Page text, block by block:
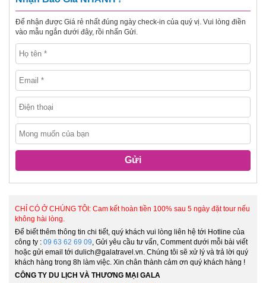
Để nhận được Giá rẻ nhất đúng ngày check-in của quý vị. Vui lòng điền
vào mẫu ngắn dưới đây, rồi nhấn Gửi.
Gửi
CHỈ CÓ Ở CHÚNG TÔI: Cam kết hoàn tiền 100% sau 5 ngày đặt tour nếu
không hài lòng.
Để biết thêm thông tin chi tiết, quý khách vui lòng liên hệ tới Hotline của
công ty : 09 63 62 69 09, Gửi yêu cầu tư vấn, Comment dưới mỗi bài viết
hoặc gửi email tới dulich@galatravel.vn. Chúng tôi sẽ xử lý và trả lời quý
khách hàng trong 8h làm việc. Xin chân thành cảm ơn quý khách hàng !
CÔNG TY DU LỊCH VÀ THƯƠNG MẠI GALA